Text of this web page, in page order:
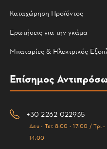
Καταχώρηση Προϊόντος
Ερωτήσεις για την γκάμα
Μπαταρίες & Ηλεκτρικός
Επίσημος
+30 2262 022935
Δευ - Τετ 8:00 - 17:00 /
14:00